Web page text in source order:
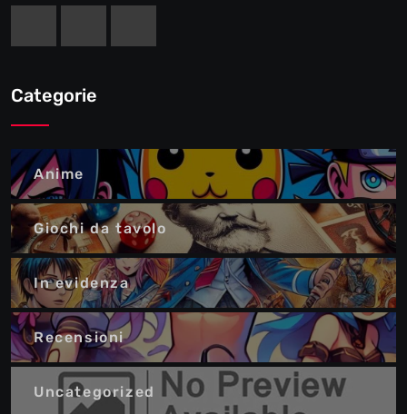
Categorie
Anime
Giochi da tavolo
In evidenza
Recensioni
Uncategorized